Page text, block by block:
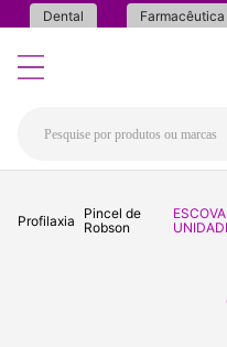
Dental
Profilaxia
Pincel de
Robson